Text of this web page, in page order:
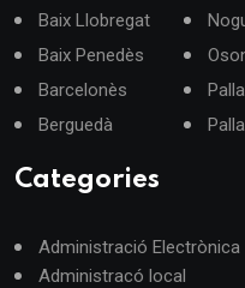
Baix Llobregat
Baix Penedès
Barcelonès
Berguedà
Categories
Administració Electrònica
Administracó local